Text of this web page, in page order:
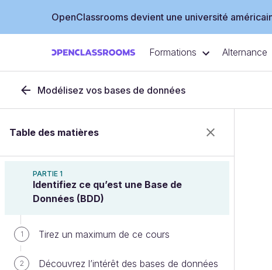
OpenClassrooms devient une université
Formations Alternance
Modélisez vos bases de données
Table des matières
PARTIE 1
Identifiez ce qu’est une Base de
Données (BDD)
1 Tirez un maximum de ce cours
2 Découvrez l’intérêt des bases de données